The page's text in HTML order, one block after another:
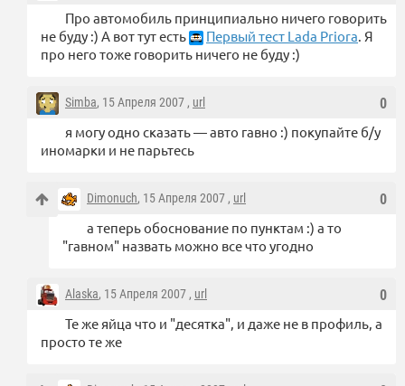
Про автомобиль принципиально ничего говорить
не буду :) А вот тут есть
Первый тест Lada Priora. Я
про него тоже говорить ничего не буду :)
0
Simba, 15 Апреля 2007 , url
я могу одно сказать — авто гавно :) покупайте б/у
иномарки и не парьтесь
0
Dimonuch, 15 Апреля 2007 , url
а теперь обоснование по пунктам :) а то
"гавном" назвать можно все что угодно
0
Alaska, 15 Апреля 2007 , url
Те же яйца что и "десятка", и даже не в профиль, а
просто те же